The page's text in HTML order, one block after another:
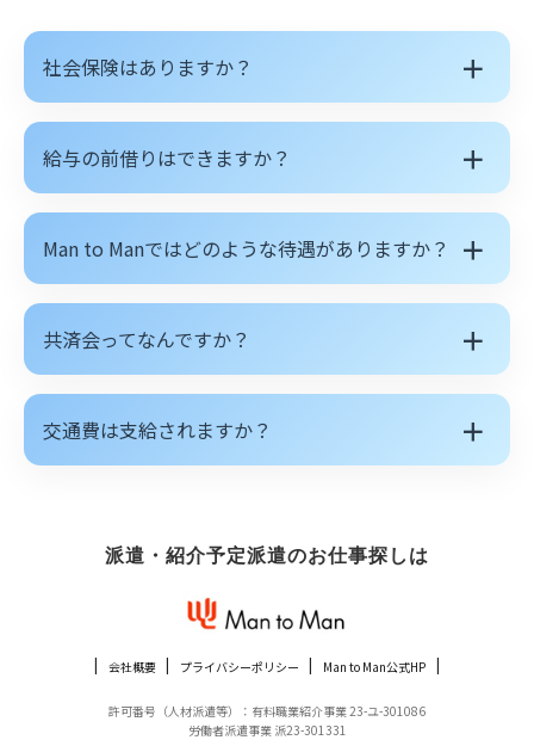
社会保険はありますか？ ＋
給与の前借りはできますか？ ＋
Man to Manではどのような待遇がありますか？ ＋
共済会ってなんですか？ ＋
交通費は支給されますか？ ＋
派遣・紹介予定派遣のお仕事探しは
会社概要 プライバシーポリシー Man to Man公式HP
許可番号（人材派遣等）：有料職業紹介事業 23-ユ-301086
労働者派遣事業 派23-301331